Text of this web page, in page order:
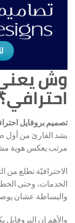
وش
تصميم بروفايل
يشد القارئ من أول
مرتب يعكس هوية
الاحترافيّة تطلع من
الخدمات، وحتى
والبساطة عشان
والأهم إن